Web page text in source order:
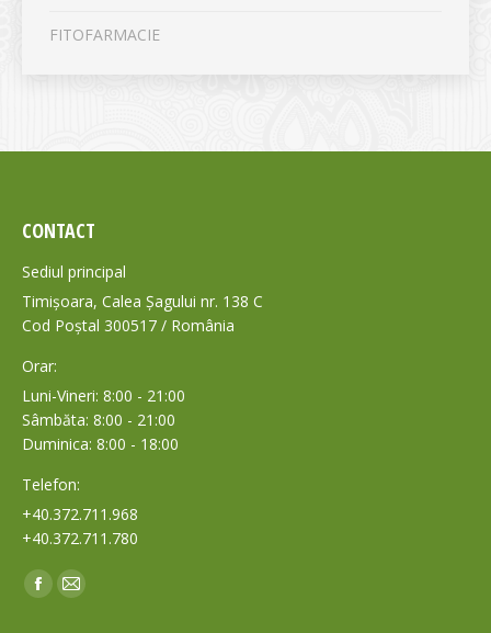
FITOFARMACIE
CONTACT
Sediul principal
Timișoara, Calea Șagului nr. 138 C
Cod Poștal 300517 / România
Orar:
Luni-Vineri: 8:00 - 21:00
Sâmbăta: 8:00 - 21:00
Duminica: 8:00 - 18:00
Telefon:
+40.372.711.968
+40.372.711.780
Find us on:
Facebook
Mail